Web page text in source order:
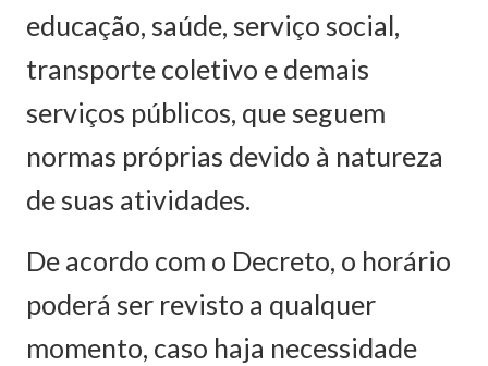
educação, saúde, serviço social,
transporte coletivo e demais
serviços públicos, que seguem
normas próprias devido à natureza
de suas atividades.
De acordo com o Decreto, o horário
poderá ser revisto a qualquer
momento, caso haja necessidade